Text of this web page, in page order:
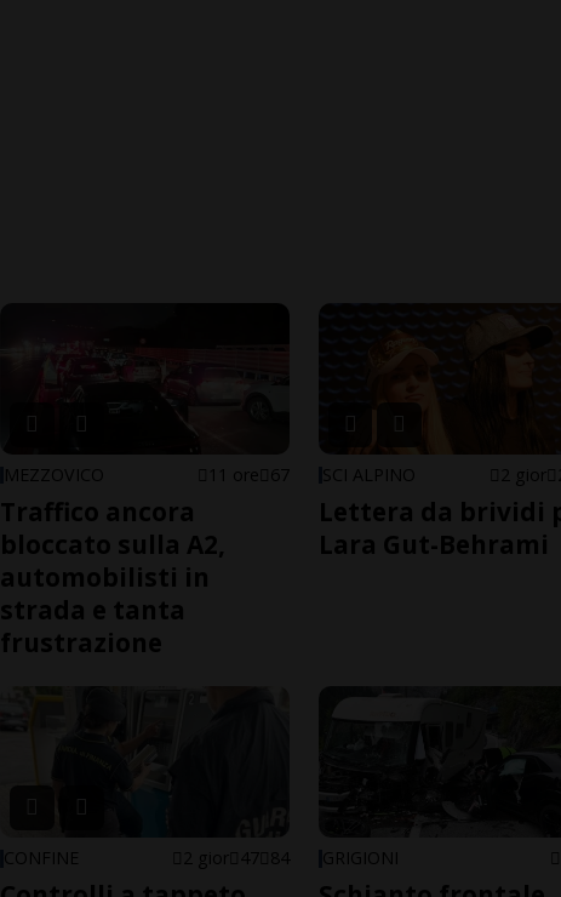
MEZZOVICO 11 ore 67
Traffico ancora
bloccato sulla A2,
automobilisti in
strada e tanta
frustrazione
SCI ALPINO 2 gior
Lettera da brividi
Lara Gut-Behrami
CONFINE 2 gior 47 84 GRIGIONI